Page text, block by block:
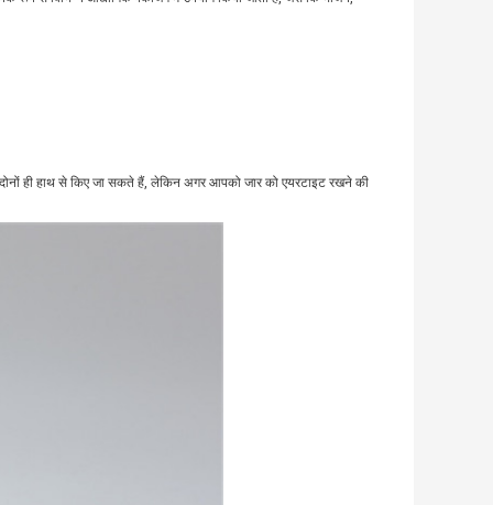
ही हाथ से किए जा सकते हैं, लेकिन अगर आपको जार को एयरटाइट रखने की